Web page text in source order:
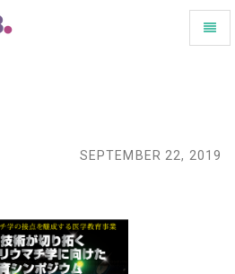
ナ
ビ
の
SEPTEMBER 22, 2019